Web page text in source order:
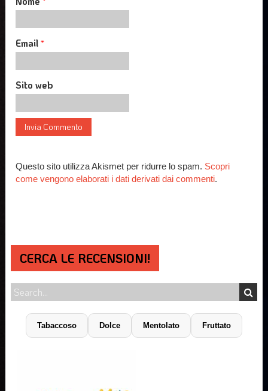
Email*
Sito web
Questo sito utilizza Akismet per ridurre lo spam. Scopri
come vengono elaborati i dati derivati dai commenti.
CERCA LE RECENSIONI!
Tabaccoso Dolce Mentolato Fruttato